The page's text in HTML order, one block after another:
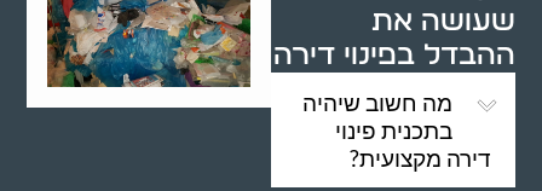
שעושה את
ההבדל בפינוי דירה
מה חשוב שיהיה
בתכנית פינוי
דירה מקצועית?